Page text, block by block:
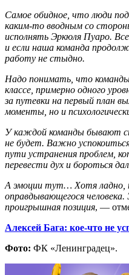
Самое обидное, что люди
каким-то вводным со
исполнять Эркюля Пуаро.
и если наша команда
работу не стыдно.
Надо понимать, что
классе, примерно одного
за путевки на первый план
моменты, но и
У каждой команды бывают
не будет. Важно
пути устранения проблем,
перевести дух и бороться
А эмоции тут… Хотя ладно,
оправдывающегося человека.
проигрышная позиция, —
Алексей Бага: кое-что не
Фото: ФК «Ленинградец».